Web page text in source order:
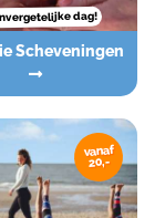
dag!
Scheveningen
vanaf
20,-